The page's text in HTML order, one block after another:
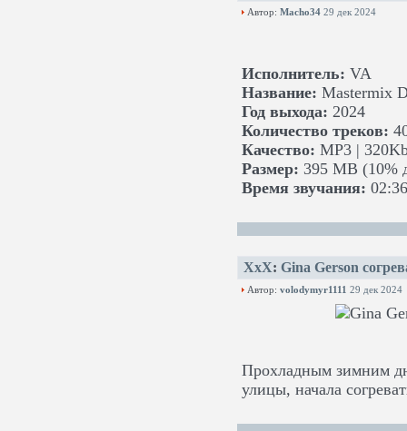
Автор: Macho34 29 дек 2024
Исполнитель: VA
Название: Mastermix
Год выхода: 2024
Количество треков:
Качество: MP3 |
Размер: 395 MB (10%
Время звучания:
XxX: Gina Gerson
Автор: volodymyr1111 29 дек 2024
Прохладным зимним
улицы, начала